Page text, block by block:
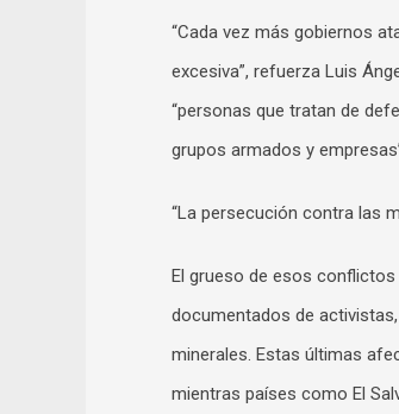
“Cada vez más gobiernos
excesiva”, refuerza Luis
“personas que tratan de
grupos armados y
“La persecución contra las
El grueso de esos
documentados de
minerales. Estas últimas
mientras países como El